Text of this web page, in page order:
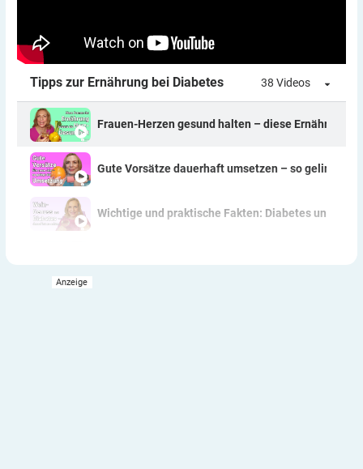
Tipps zur Ernährung bei Diabetes 38 Videos
Frauen-Herzen gesund halten – diese
Gute Vorsätze dauerhaft umsetzen – so gelingt's!
Wichtige und praktische Fakten: Diabetes und